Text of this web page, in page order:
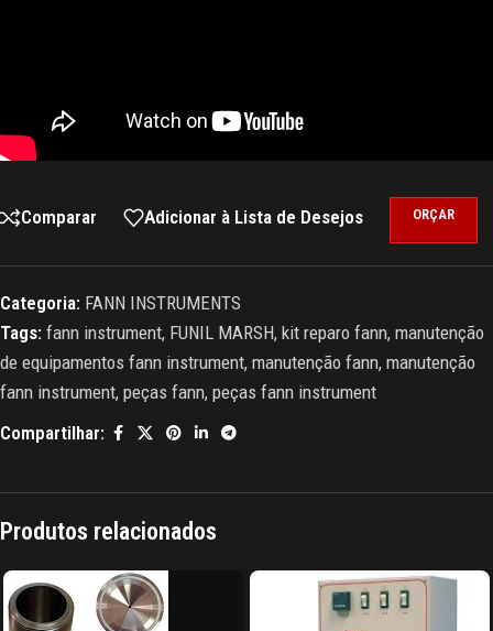
Comparar Adicionar à Lista de Desejos ORÇAR
Categoria: FANN INSTRUMENTS
Tags: fann instrument, FUNIL MARSH, kit reparo fann, manutenção
de equipamentos fann instrument, manutenção fann, manutenção
fann instrument, peças fann, peças fann instrument
Compartilhar:
Produtos relacionados